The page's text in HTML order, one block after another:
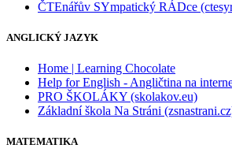
ČTEnářův SYmpatický RÁDce
ANGLICKÝ JAZYK
Home | Learning Chocolate
Help for English - Angličtina na
PRO ŠKOLÁKY (skolakov.eu)
Základní škola Na Stráni
MATEMATIKA